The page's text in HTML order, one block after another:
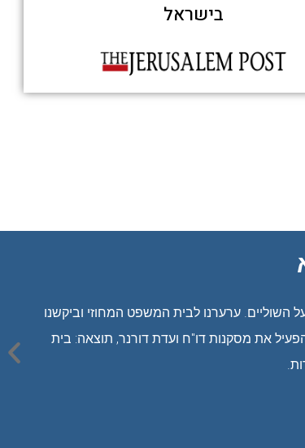
בישראל
ערערנו לבית המשפט המחוזי וביקשנו
את הוראות תיקון 113 לחוק העונשין. כמו כן ביקשנו להפעיל את מסקנות דו"ח ועדת דורנר, תוצאה: בית